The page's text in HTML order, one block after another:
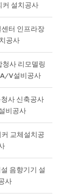
커 설치공사
터 인프라장
공사
청사 리모델링
V설비공사
사 신축공사
비공사
교체설치공
음향기기 설
사